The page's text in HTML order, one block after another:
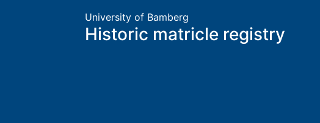
University of Bamberg
Historic matricle registry